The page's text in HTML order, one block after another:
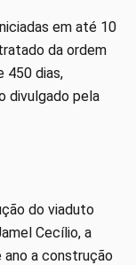
em até 10
da ordem
450 dias,
divulgado pela
do viaduto
Cecílio, a
a construção